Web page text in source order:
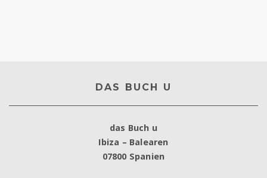
DAS BUCH U
das Buch u
Ibiza – Balearen
07800 Spanien